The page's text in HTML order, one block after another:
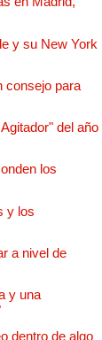
y su New York
consejo para
del año
los
y los
a nivel de
y una
dentro de algo